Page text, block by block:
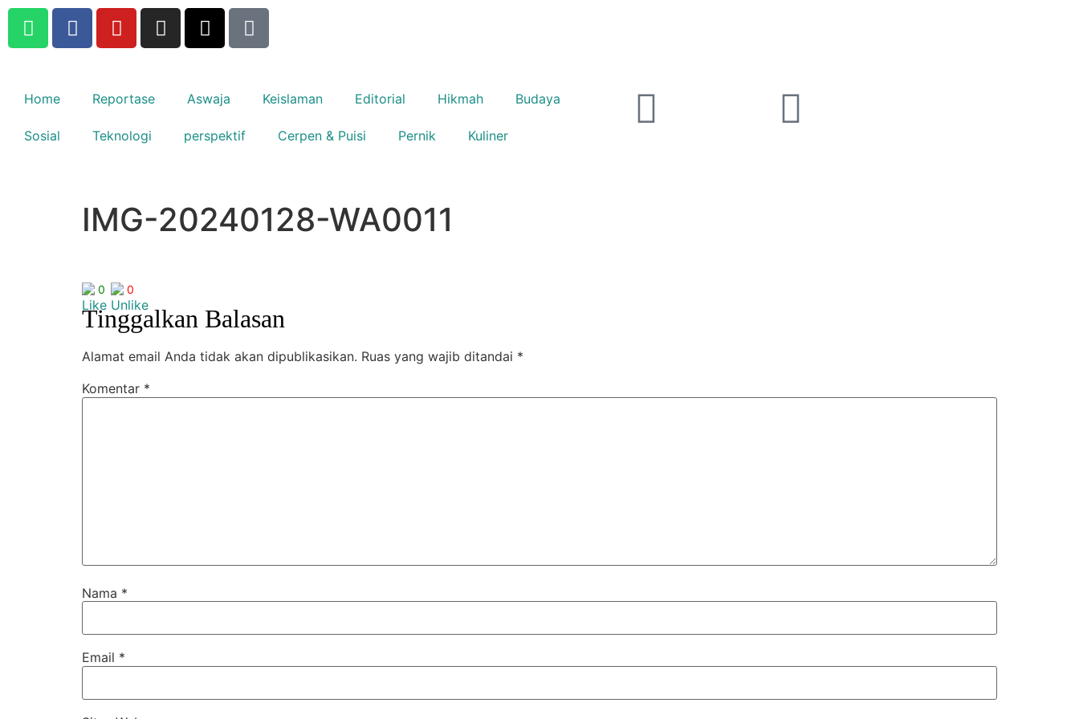
Home Reportase Aswaja Keislaman Editorial Hikmah Budaya
Sosial Teknologi perspektif Cerpen & Puisi Pernik Kuliner
IMG-20240128-WA0011
0 0
Tinggalkan Balasan
Alamat email Anda tidak akan dipublikasikan. Ruas yang wajib ditandai *
Komentar *
Nama *
Email *